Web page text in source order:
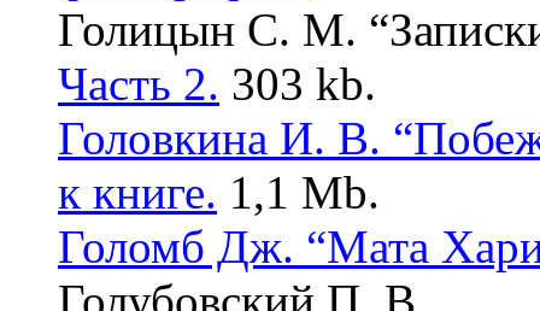
Голицын С. М.
Часть 2. 303 kb.
Головкина И. В.
к книге. 1,1 Mb.
Голомб Дж. “Мата Хари
Голубовский П. В.